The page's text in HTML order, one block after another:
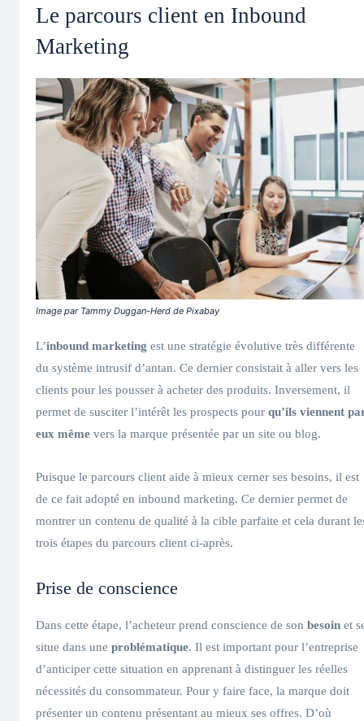
Le parcours client en Inbound
Marketing
Image par Tammy Duggan-Herd de Pixabay
L’inbound marketing est une stratégie évolutive très différente
du système intrusif d’antan. Ce dernier consistait à aller vers les
clients pour les pousser à acheter des produits. Inversement, il
permet de susciter l’intérêt les prospects pour qu’ils viennent
eux même vers la marque présentée par un site ou blog.
Puisque le parcours client aide à mieux cerner ses besoins, il est
de ce fait adopté en inbound marketing. Ce dernier permet de
montrer un contenu de qualité à la cible parfaite et cela durant
trois étapes du parcours client ci-après.
Prise de conscience
Dans cette étape, l’acheteur prend conscience de son besoin et
situe dans une problématique. Il est important pour l’entreprise
d’anticiper cette situation en apprenant à distinguer les réelles
nécessités du consommateur. Pour y faire face, la marque doit
présenter un contenu présentant au mieux ses offres. D’où